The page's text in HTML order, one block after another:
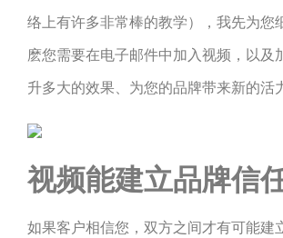
络上有许多非常棒的教学），我先为您
麽您需要在电子邮件中加入视频，以及
升多大的效果、为您的品牌带来新的活
视频能建立品牌信
如果客户相信您，双方之间才有可能建